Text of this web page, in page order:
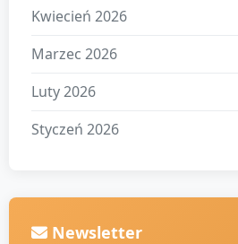
Kwiecień 2026
Marzec 2026
Luty 2026
Styczeń 2026
Newsletter